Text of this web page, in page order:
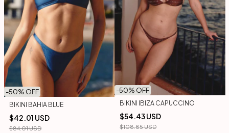
-50% OFF
BIKINI BAHIA BLUE
$42.01 USD
$84.01 USD
-50% OFF
BIKINI IBIZA CAPUCCINO
$54.43 USD
$108.85 USD